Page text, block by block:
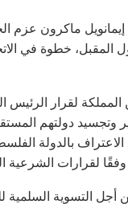
ماكرون عزم
المقبل، خطوة في
المملكة لقرار
دولتهم
الاعتراف بالدولة
التسوية السلمية